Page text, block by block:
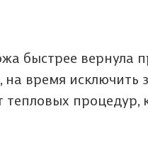
быстрее вернула
на время
тепловых